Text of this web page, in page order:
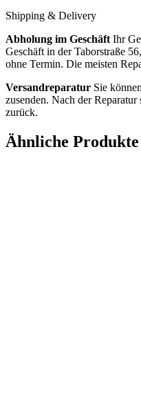
Shipping & Delivery
Abholung im Geschäft Ihr
Geschäft in der Taborstraße
ohne Termin. Die meisten
Versandreparatur Sie
zusenden. Nach der
zurück.
Ähnliche Produkte